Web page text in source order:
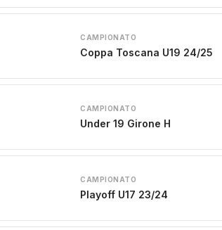
CAMPIONATO
Coppa Toscana U19 24/25
CAMPIONATO
Under 19 Girone H
CAMPIONATO
Playoff U17 23/24